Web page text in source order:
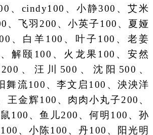
、cindy100、小静300、艾米
、飞羽200、小英子100、夏娅
、白羊100、叶子100、老姜
解颐100、火龙果100、安然
、汪川500、沈阳500、
舞流100、李文启100、泱泱洋
王金辉100、肉肉小丸子200、
100、鱼儿200、何明100、孙
、小陈100、丹100、阳光明